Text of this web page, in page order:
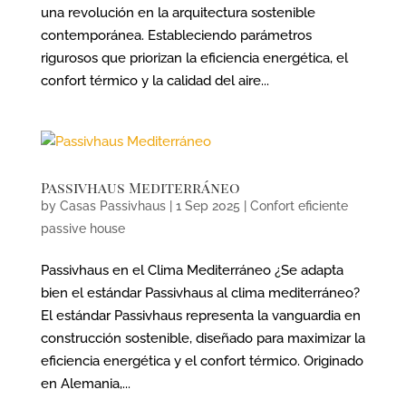
una revolución en la arquitectura sostenible
contemporánea. Estableciendo parámetros
rigurosos que priorizan la eficiencia energética, el
confort térmico y la calidad del aire...
Passivhaus Mediterráneo
by Casas Passivhaus| 1 Sep 2025
Confort eficiente
passive house
Passivhaus en el Clima Mediterráneo ¿Se adapta
bien el estándar Passivhaus al clima mediterráneo?
El estándar Passivhaus representa la vanguardia en
construcción sostenible, diseñado para maximizar la
eficiencia energética y el confort térmico. Originado
en Alemania,...